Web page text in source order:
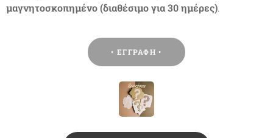
μαγνητοσκοπημένο (διαθέσιμο για 30 ημέρες).
• ΕΓΓΡΑΦΗ •